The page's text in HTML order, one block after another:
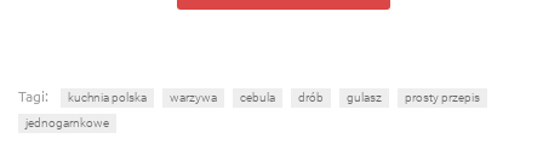
Tagi: kuchnia polska warzywa cebula drób gulasz
prosty przepis
jednogarnkowe